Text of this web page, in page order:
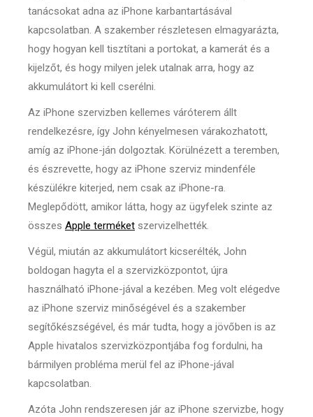
tanácsokat adna az iPhone karbantartásával
kapcsolatban. A szakember részletesen elmagyarázta,
hogy hogyan kell tisztítani a portokat, a kamerát és a
kijelzőt, és hogy milyen jelek utalnak arra, hogy az
akkumulátort ki kell cserélni.
Az iPhone szervizben kellemes váróterem állt
rendelkezésre, így John kényelmesen várakozhatott,
amíg az iPhone-ján dolgoztak. Körülnézett a teremben,
és észrevette, hogy az iPhone szerviz mindenféle
készülékre kiterjed, nem csak az iPhone-ra.
Meglepődött, amikor látta, hogy az ügyfelek szinte az
összes Apple terméket szervizelhették.
Végül, miután az akkumulátort kicserélték, John
boldogan hagyta el a szervizközpontot, újra
használható iPhone-jával a kezében. Meg volt elégedve
az iPhone szerviz minőségével és a szakember
segítőkészségével, és már tudta, hogy a jövőben is az
Apple hivatalos szervizközpontjába fog fordulni, ha
bármilyen probléma merül fel az iPhone-jával
kapcsolatban.
Azóta John rendszeresen jár az iPhone szervizbe, hogy